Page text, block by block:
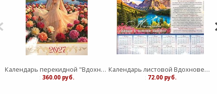
Календарь перекидной "Вдохновение" Сияние Женственности 25Х35
: 360.00 руб.
Календарь листовой Вдохновение "Живый в помощи Вышнего"средний
: 72.00 руб.